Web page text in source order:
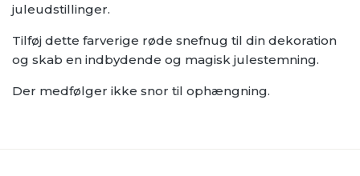
juleudstillinger.
Tilføj dette farverige røde snefnug til din dekoration
og skab en indbydende og magisk julestemning.
Der medfølger ikke snor til ophængning.